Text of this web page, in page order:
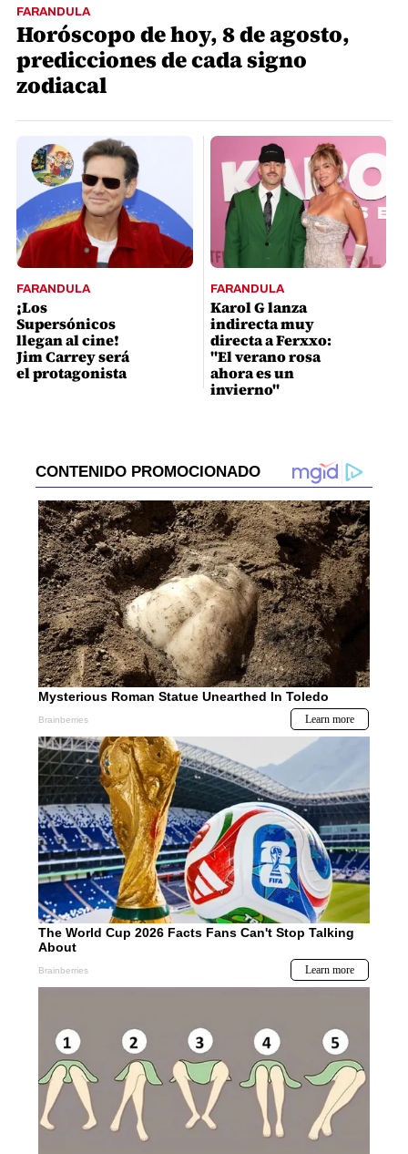
FARANDULA
Horóscopo de hoy, 8 de agosto,
predicciones de cada signo
zodiacal
FARANDULA
¡Los
Supersónicos
llegan al cine!
Jim Carrey será
el protagonista
FARANDULA
Karol G lanza
indirecta muy
directa a Ferxxo:
"El verano rosa
ahora es un
invierno"